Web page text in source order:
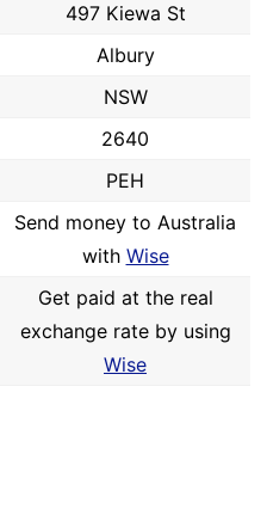
497 Kiewa St
Albury
NSW
2640
PEH
Send money to Australia
with Wise
Get paid at the real
exchange rate by using
Wise